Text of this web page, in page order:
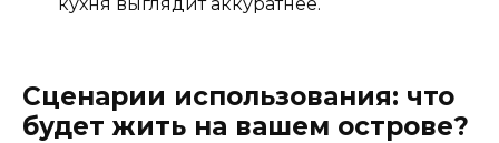
Сценарии использования: что
будет жить на вашем острове?